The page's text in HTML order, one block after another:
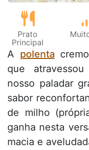
Prato
Principal
A polenta
que
nosso paladar
sabor
de milho
ganha nesta
macia e